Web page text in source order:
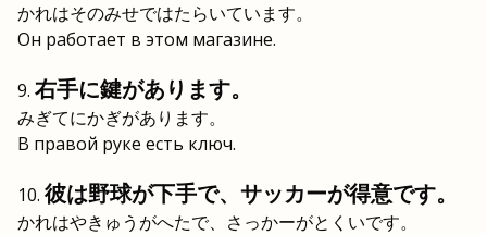
かれはそのみせではたらいています。
Он работает в этом магазине.
右手に鍵があります。
みぎてにかぎがあります。
В правой руке есть ключ.
彼は野球が下手で、サッカーが得意です。
かれはやきゅうがへたで、さっかーがとくいです。